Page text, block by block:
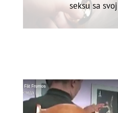
seksu sa